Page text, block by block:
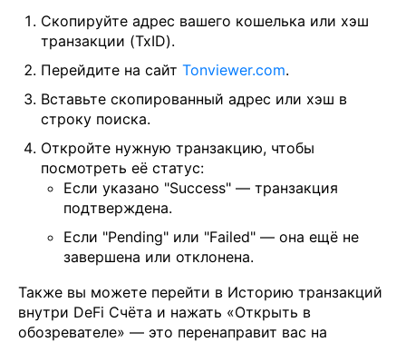
Скопируйте адрес вашего кошелька или хэш
транзакции (TxID).
Перейдите на сайт Tonviewer.com.
Вставьте скопированный адрес или хэш в
строку поиска.
Откройте нужную транзакцию, чтобы
посмотреть её статус:
Если указано "Success" — транзакция
подтверждена.
Если "Pending" или "Failed" — она ещё не
завершена или отклонена.
Также вы можете перейти в Историю транзакций
внутри DeFi Счёта и нажать «Открыть в
обозревателе» — это перенаправит вас на